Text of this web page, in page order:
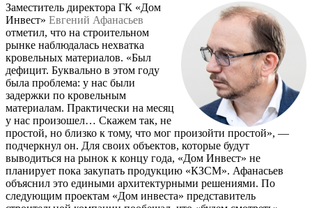
Заместитель директора ГК «Дом
Инвест» Евгений Афанасьев
отметил, что на строительном
рынке наблюдалась нехватка
кровельных материалов. «Был
дефицит. Буквально в этом году
была проблема: у нас были
задержки по кровельным
материалам. Практически на месяц
у нас произошел… Скажем так, не
простой, но близко к тому, что мог произойти простой», —
подчеркнул он. Для своих объектов, которые будут
выводиться на рынок к концу года, «Дом Инвест» не
планирует пока закупать продукцию «КЗСМ». Афанасьев
объяснил это едиными архитектурными решениями. По
следующим проектам «Дом инвеста» представитель